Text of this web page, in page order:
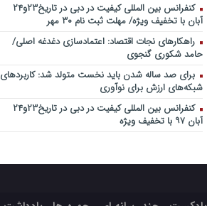
کنفرانس بین المللی کیفیت در دبی در تاریخ۲۳و۲۴
آبان با تخفیف ویژه/ مهلت ثبت نام ۳۰ مهر
راهکارهای نجات اقتصاد: اعتمادسازی دغدغه اصلی/
حامد شکوری گنجوی
برای صد ساله شدن باید نخست متولد شد: کاربردهای
شبکه‌های ارزش برای نوآوری
کنفرانس بین المللی کیفیت در دبی در تاریخ۲۳و۲۴
آبان ۹۷ با تخفیف ویژه